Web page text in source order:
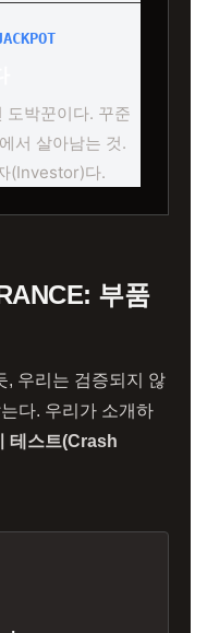
도박꾼이다. 꾸준
서 살아남는 것.
(Investor)다.
부품
, 우리는 검증되지 않
다. 우리가 소개하
테스트(Crash